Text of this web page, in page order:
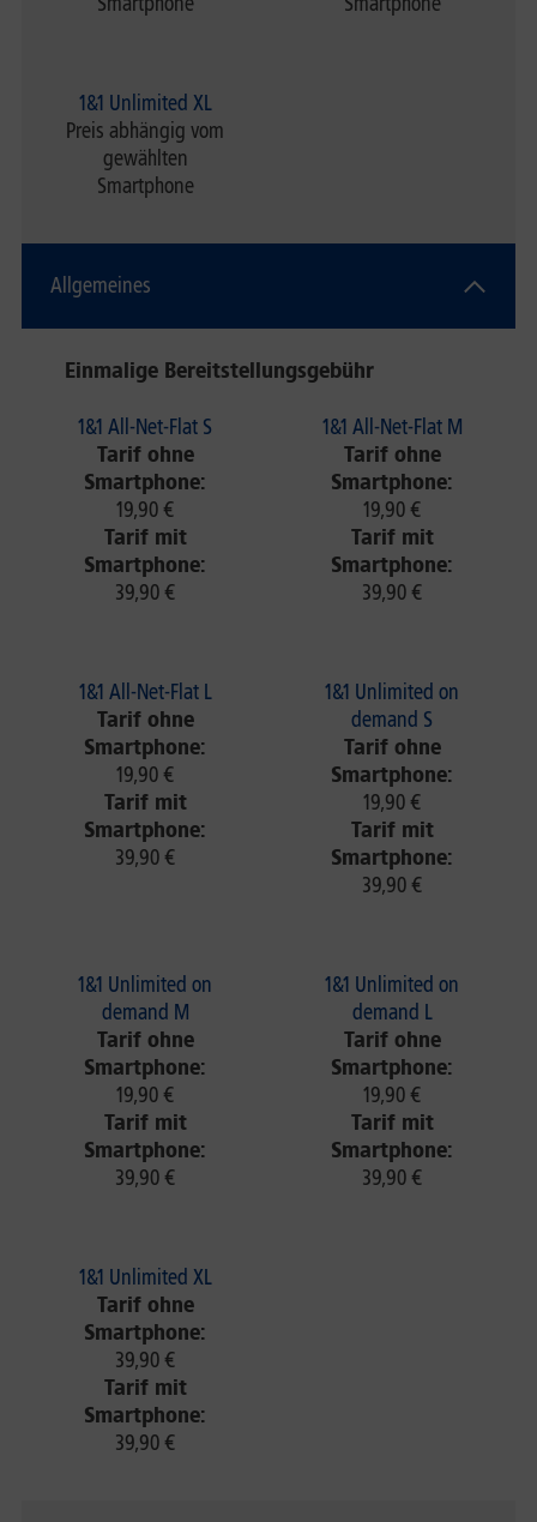
1&1 Unlimited XL
Preis abhängig vom
gewählten
Smartphone
Allgemeines
Einmalige Bereitstellungsgebühr
1&1 All-Net-Flat S
Tarif ohne
Smartphone:
19,90 €
Tarif mit
Smartphone:
39,90 €
1&1 All-Net-Flat M
Tarif ohne
Smartphone:
19,90 €
Tarif mit
Smartphone:
39,90 €
1&1 All-Net-Flat L
Tarif ohne
Smartphone:
19,90 €
Tarif mit
Smartphone:
39,90 €
1&1 Unlimited on
demand S
Tarif ohne
Smartphone:
19,90 €
Tarif mit
Smartphone:
39,90 €
1&1 Unlimited on
demand M
Tarif ohne
Smartphone:
19,90 €
Tarif mit
Smartphone:
39,90 €
1&1 Unlimited on
demand L
Tarif ohne
Smartphone:
19,90 €
Tarif mit
Smartphone:
39,90 €
1&1 Unlimited XL
Tarif ohne
Smartphone:
39,90 €
Tarif mit
Smartphone:
39,90 €